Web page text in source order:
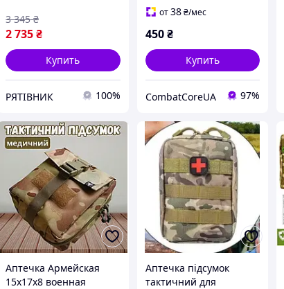
2 735₴
3 345 ₴
Купить
РЯТІВНИК 100%
тактики
от38 ₴/мес
450 ₴
Купить
CombatCoreUA 97%
Аптечка Армейская
15x17x8 военная
Аптечка підсумок
тактичний для